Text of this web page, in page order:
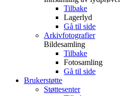
Tilbake
Lagerlyd
Gå til side
Arkivfotografier
Bildesamling
Tilbake
Fotosamling
Gå til side
Brukerstøtte
Støttesenter